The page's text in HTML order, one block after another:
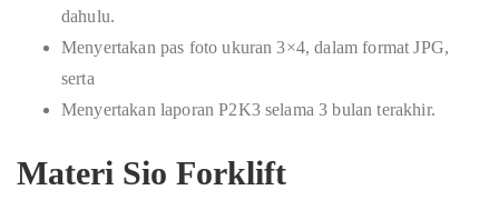
dahulu.
Menyertakan pas foto ukuran 3×4, dalam format JPG,
serta
Menyertakan laporan P2K3 selama 3 bulan terakhir.
Materi Sio Forklift